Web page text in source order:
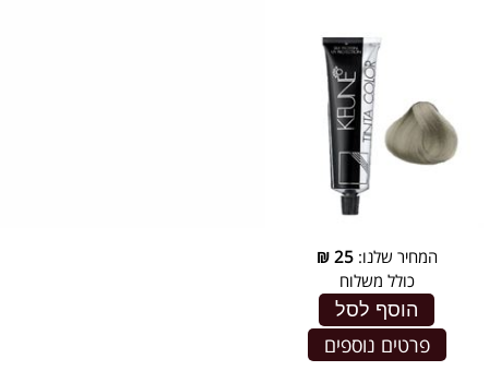
המחיר שלנו:25
₪
כולל משלוח
הוסף לסל
פרטים נוספים